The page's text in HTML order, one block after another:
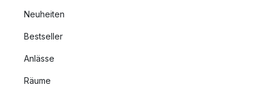
Neuheiten
Bestseller
Anlässe
Räume